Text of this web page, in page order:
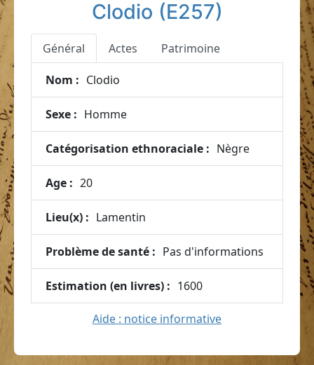
Clodio (E257)
Général Actes Patrimoine
Nom : Clodio
Sexe : Homme
Catégorisation ethnoraciale : Nègre
Age : 20
Lieu(x) : Lamentin
Problème de santé : Pas d'informations
Estimation (en livres) : 1600
Aide : notice informative